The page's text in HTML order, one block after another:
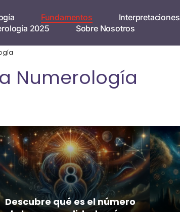
Fundamentos Interpretaciones
2025
Sobre Nosotros
Numerología
Descubre qué es el número